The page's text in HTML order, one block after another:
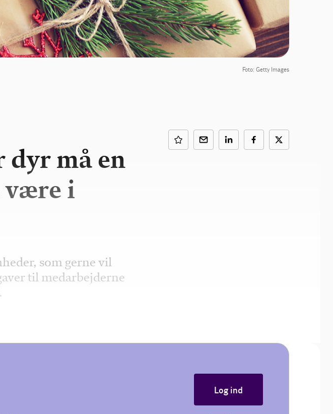
Foto: Getty Images
dyr må en
være i
som gerne vil
til medarbejderne
Log ind